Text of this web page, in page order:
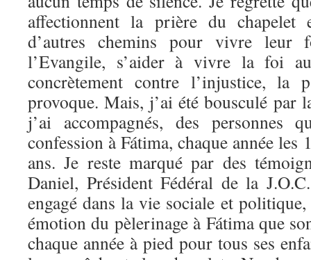
affectionnent la prière du chapelet
d’autres chemins pour vivre leur
l’Evangile, s’aider à vivre la foi au
concrètement contre l’injustice,
provoque. Mais, j’ai été bousculé par
j’ai accompagnés, des personnes
confession à Fátima, chaque année les
ans. Je reste marqué par des
Daniel, Président Fédéral de la
engagé dans la vie sociale et
émotion du pèlerinage à Fátima que
chaque année à pied pour tous ses